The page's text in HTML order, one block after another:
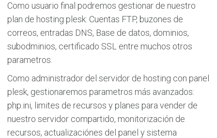
Como usuario final podremos gestionar de nuestro
plan de hosting plesk: Cuentas FTP, buzones de
correos, entradas DNS, Base de datos, dominios,
subodminios, certificado SSL entre muchos otros
parametros.
Como administrador del servidor de hosting con panel
plesk, gestionaremos parametros más avanzados:
php.ini, limites de recursos y planes para vender de
nuestro servidor compartido, monitorización de
recursos, actualizaciónes del panel y sistema